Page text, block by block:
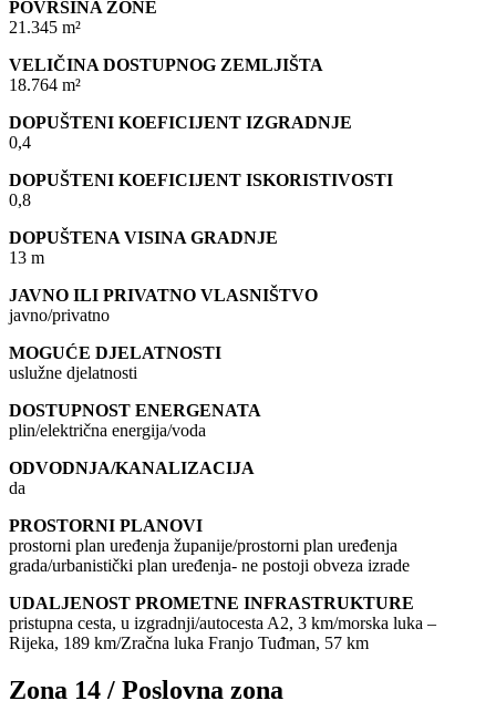
POVRŠINA ZONE
21.345 m²
VELIČINA DOSTUPNOG ZEMLJIŠTA
18.764 m²
DOPUŠTENI KOEFICIJENT IZGRADNJE
0,4
DOPUŠTENI KOEFICIJENT ISKORISTIVOSTI
0,8
DOPUŠTENA VISINA GRADNJE
13 m
JAVNO ILI PRIVATNO VLASNIŠTVO
javno/privatno
MOGUĆE DJELATNOSTI
uslužne djelatnosti
DOSTUPNOST ENERGENATA
plin/električna energija/voda
ODVODNJA/KANALIZACIJA
da
PROSTORNI PLANOVI
prostorni plan uređenja županije/prostorni plan uređenja
grada/urbanistički plan uređenja- ne postoji obveza izrade
UDALJENOST PROMETNE INFRASTRUKTURE
pristupna cesta, u izgradnji/autocesta A2, 3 km/morska luka –
Rijeka, 189 km/Zračna luka Franjo Tuđman, 57 km
Zona 14 / Poslovna zona